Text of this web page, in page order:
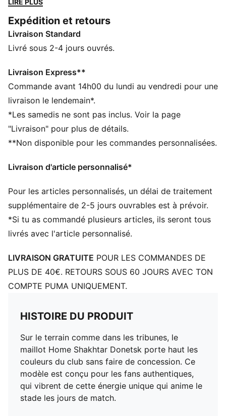
CARACTÉRISTIQUES + AVANTAGES
GESTION DE L’HUMIDITÉ : Les tissus techniques
dryCELL évacuent l'humidité pour t’aider à rester à
Fabriqué à partir de matériaux 100 % recyclés, hors
finitions et décorations
DÉTAILS
Coupe : régulière
Longueur : régulière
Col : col ras du cou
Manches courtes
LIRE PLUS
Expédition et retours
Livraison Standard
Livré sous 2-4 jours ouvrés.
Livraison Express**
Commande avant 14h00 du lundi au vendredi pour une
livraison le lendemain*.
*Les samedis ne sont pas inclus. Voir la page
"Livraison" pour plus de détails.
**Non disponible pour les commandes personnalisées.
Livraison d'article personnalisé*
Pour les articles personnalisés, un délai de traitement
supplémentaire de 2-5 jours ouvrables est à prévoir.
*Si tu as commandé plusieurs articles, ils seront tous
livrés avec l'article personnalisé.
LIVRAISON GRATUITE POUR LES COMMANDES DE
PLUS DE 40€. RETOURS SOUS 60 JOURS AVEC TON
COMPTE PUMA UNIQUEMENT.
HISTOIRE DU PRODUIT
Sur le terrain comme dans les tribunes, le
maillot Home Shakhtar Donetsk porte haut les
couleurs du club sans faire de concession. Ce
modèle est conçu pour les fans authentiques,
qui vibrent de cette énergie unique qui anime le
stade les jours de match.